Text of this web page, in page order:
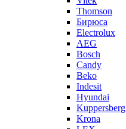
Thomson
Бирюса
Electrolux
AEG
Bosch
Candy
Beko
Indesit
Hyundai
Kuppersberg
Krona